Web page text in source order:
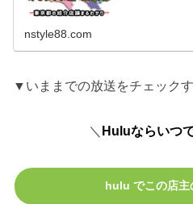
nstyle88.com
▼いままでの放送をチェック
＼ Huluならいつ
hulu でこの店主